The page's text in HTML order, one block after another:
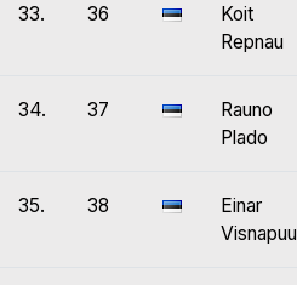
33. 36
Koit
Repnau
34. 37
Rauno
Plado
35. 38
Einar
Visnapuu